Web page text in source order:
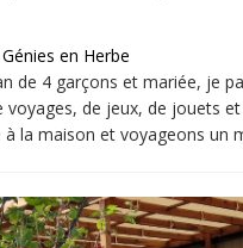
en Herbe
de 4 garçons et mariée, je
voyages, de jeux, de jouets
la maison et voyageons un